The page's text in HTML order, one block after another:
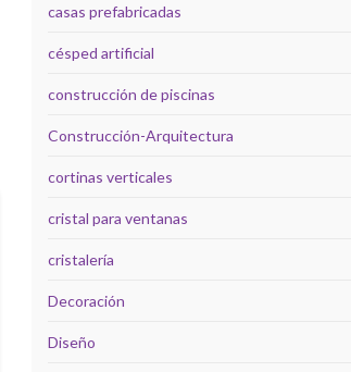
casas prefabricadas
césped artificial
construcción de piscinas
Construcción-Arquitectura
cortinas verticales
cristal para ventanas
cristalería
Decoración
Diseño